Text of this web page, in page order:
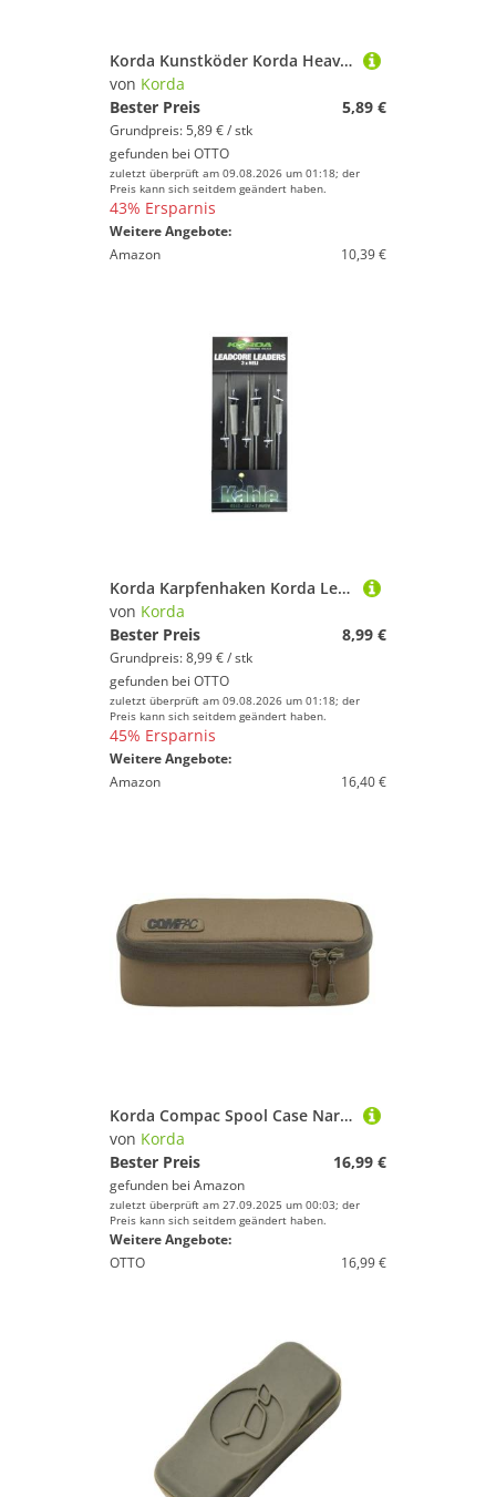
Korda Kunstköder Korda Heavy Latch Needle 7cm - Ködernadel
von Korda
Bester Preis
5,89 €
Grundpreis: 5,89 € / stk
gefunden bei OTTO
zuletzt überprüft am 09.08.2026 um 01:18; der
Preis kann sich seitdem geändert haben.
43% Ersparnis
Weitere Angebote:
Amazon
10,39 €
Korda Karpfenhaken Korda Leadcore Leader Heli 1m - 3 Vorfächer
von Korda
Bester Preis
8,99 €
Grundpreis: 8,99 € / stk
gefunden bei OTTO
zuletzt überprüft am 09.08.2026 um 01:18; der
Preis kann sich seitdem geändert haben.
45% Ersparnis
Weitere Angebote:
Amazon
16,40 €
Korda Compac Spool Case Narrow 22x8,5x8cm - Angeltasche für Rollenspulen, Zubehörtasche, Transporttasche
von Korda
Bester Preis
16,99 €
gefunden bei Amazon
zuletzt überprüft am 27.09.2025 um 00:03; der
Preis kann sich seitdem geändert haben.
Weitere Angebote:
OTTO
16,99 €